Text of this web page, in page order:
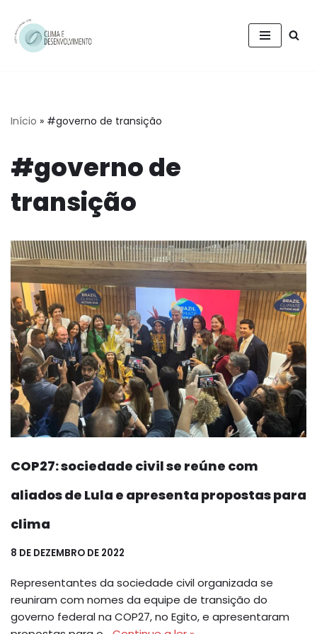
Pular
para
Início » #governo de transição
#governo de
transição
COP27: sociedade civil se reúne com
aliados de Lula e apresenta propostas para
clima
8 DE DEZEMBRO DE 2022
Representantes da sociedade civil organizada se
reuniram com nomes da equipe de transição do
governo federal na COP27, no Egito, e apresentaram